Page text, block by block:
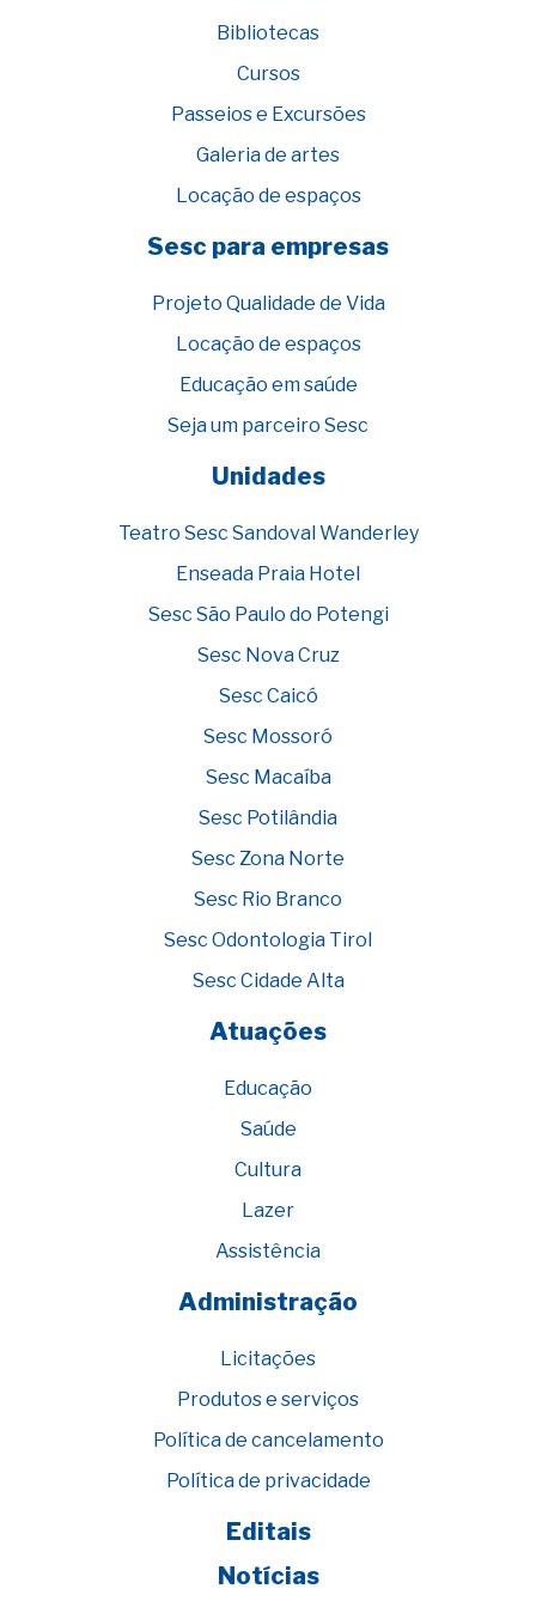
Bibliotecas
Cursos
Passeios e Excursões
Galeria de artes
Locação de espaços
Sesc para empresas
Projeto Qualidade de Vida
Locação de espaços
Educação em saúde
Seja um parceiro Sesc
Unidades
Teatro Sesc Sandoval Wanderley
Enseada Praia Hotel
Sesc São Paulo do Potengi
Sesc Nova Cruz
Sesc Caicó
Sesc Mossoró
Sesc Macaíba
Sesc Potilândia
Sesc Zona Norte
Sesc Rio Branco
Sesc Odontologia Tirol
Sesc Cidade Alta
Atuações
Educação
Saúde
Cultura
Lazer
Assistência
Administração
Licitações
Produtos e serviços
Política de cancelamento
Política de privacidade
Editais
Notícias